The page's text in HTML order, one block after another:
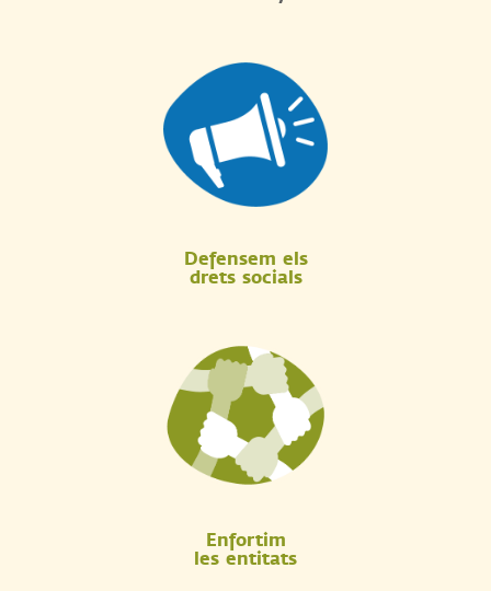
Defensem els
drets socials
Enfortim
les entitats